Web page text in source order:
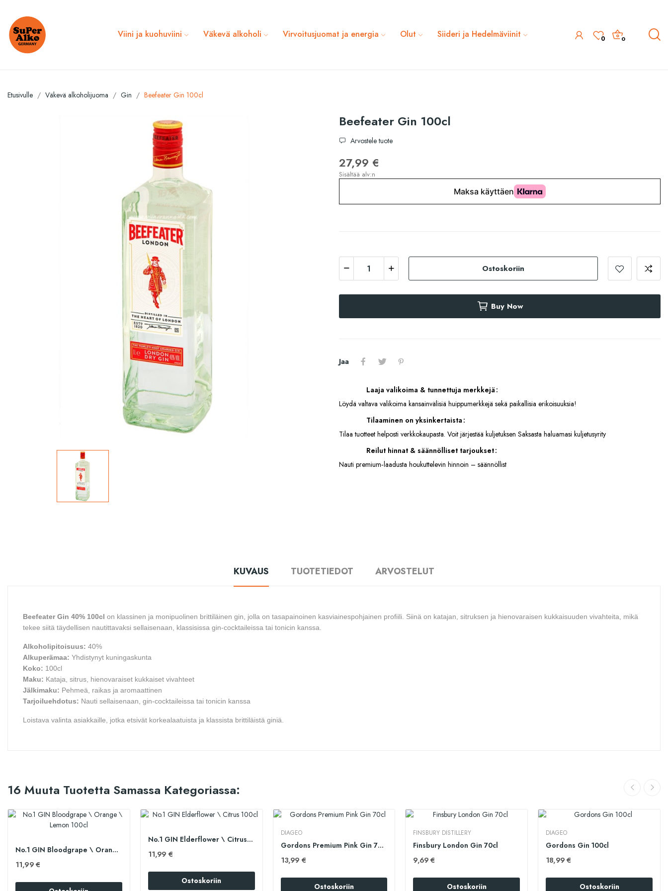
Viini ja kuohuviini Väkevä alkoholi Virvoitusjuomat ja energia Olut Siideri ja Hedelmäviinit 0 0
Etusivulle Väkevä alkoholijuoma Gin Beefeater Gin 100cl
Beefeater Gin 100cl
Arvostele tuote
27,99 €
Sisältää alv:n
Ostoskoriin
Buy Now
Jaa
Laaja valikoima & tunnettuja merkkejä
Löydä valtava valikoima kansainvälisiä huippumerkkejä sekä paikallisia erikoisuuksia!
Tilaaminen on yksinkertaista
Tilaa tuotteet helposti verkkokaupasta. Voit järjestää kuljetuksen Saksasta haluamasi kuljetusyrity
Reilut hinnat & säännölliset tarjoukset
Nauti premium‑laadusta houkuttelevin hinnoin – säännöllist
KUVAUS TUOTETIEDOT ARVOSTELUT
Beefeater Gin 40% 100cl on klassinen ja monipuolinen brittiläinen gin, jolla on tasapainoinen kasviainespohjainen profiili. Siinä on katajan, sitruksen ja hienovaraisen kukkaisuuden vivahteita, mikä
tekee siitä täydellisen nautittavaksi sellaisenaan, klassisissa gin-cocktaileissa tai tonicin kanssa.
Alkoholipitoisuus: 40%
Alkuperämaa: Yhdistynyt kuningaskunta
Koko: 100cl
Maku: Kataja, sitrus, hienovaraiset kukkaiset vivahteet
Jälkimaku: Pehmeä, raikas ja aromaattinen
Tarjoiluehdotus: Nauti sellaisenaan, gin-cocktaileissa tai tonicin kanssa
Loistava valinta asiakkaille, jotka etsivät korkealaatuista ja klassista brittiläistä giniä.
16 Muuta Tuotetta Samassa Kategoriassa:
No.1 GIN Bloodgrape \ Orange \ Lemon 100cl
11,99 €
No.1 GIN Elderflower \ Citrus 100cl
11,99 €
Ostoskoriin
DIAGEO
Gordons Premium Pink Gin 70cl
13,99 €
Ostoskoriin
FINSBURY DISTILLERY
Finsbury London Gin 70cl
9,69 €
Ostoskoriin
DIAGEO
Gordons Gin 100cl
18,99 €
Ostoskoriin